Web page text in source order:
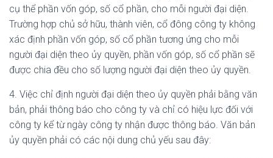
cụ thể phần vốn góp, số cổ phần, cho mỗi người đại diện.
Trường hợp chủ sở hữu, thành viên, cổ đông công ty không
xác định phần vốn góp, số cổ phần tương ứng cho mỗi
người đại diện theo ủy quyền, phần vốn góp, số cổ phần sẽ
được chia đều cho số lượng người đại diện theo ủy quyền.
4. Việc chỉ định người đại diện theo ủy quyền phải bằng văn
bản, phải thông báo cho công ty và chỉ có hiệu lực đối với
công ty kể từ ngày công ty nhận được thông báo. Văn bản
ủy quyền phải có các nội dung chủ yếu sau đây: